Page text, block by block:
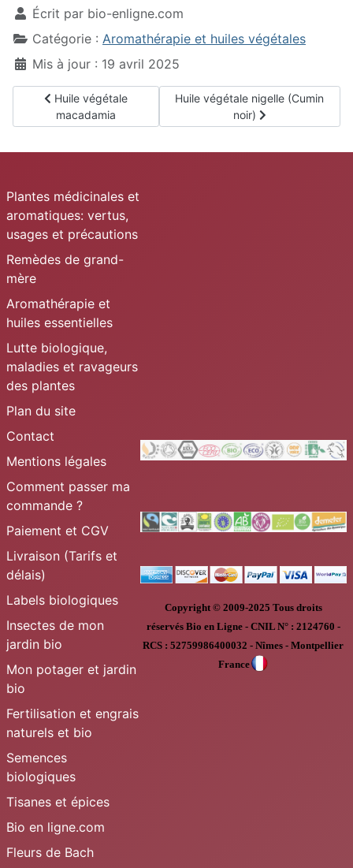
Écrit par bio-enligne.com
Catégorie : Aromathérapie et huiles végétales
Mis à jour : 19 avril 2025
Article précédent : Huile végétale macadamia
Huile végétale
macadamia
Article suivant : Huile végétale
Huile végétale nigelle (Cumin
noir)
Plantes médicinales et
aromatiques: vertus,
usages et précautions
Remèdes de grand-
mère
Aromathérapie et
huiles essentielles
Lutte biologique,
maladies et ravageurs
des plantes
Plan du site
Contact
Mentions légales
Comment passer ma
commande ?
Paiement et CGV
Livraison (Tarifs et
délais)
Labels biologiques
Insectes de mon
jardin bio
Mon potager et jardin
bio
Fertilisation et engrais
naturels et bio
Semences
biologiques
Tisanes et épices
Bio en ligne.com
Fleurs de Bach
Copyright © 2009-2025 Tous droits
réservésBio en Ligne - CNIL N° : 2124760 -
RCS : 52759986400032 - Nîmes - Montpellier
France